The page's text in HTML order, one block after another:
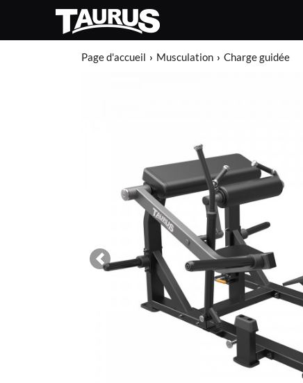
Page d'accueil Musculation Charge guidée
Previous